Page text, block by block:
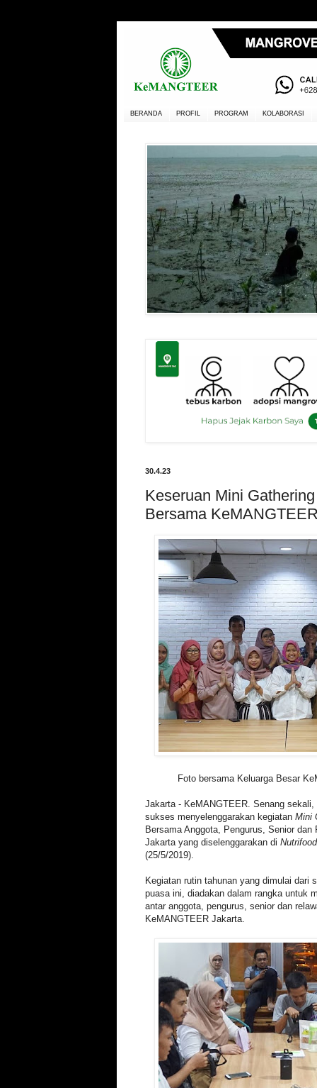
BERANDA PROFIL PROGRAM KOLABORASI
30.4.23
Keseruan Mini
Bersama
Foto bersama Keluarga Besar
Jakarta - KeMANGTEER. Senang
sukses menyelenggarakan kegiatan Mini
Bersama Anggota, Pengurus, Senior dan
Jakarta yang diselenggarakan di
(25/5/2019).
Kegiatan rutin tahunan yang dimulai dari
puasa ini, diadakan dalam rangka untuk
antar anggota, pengurus, senior dan
KeMANGTEER Jakarta.